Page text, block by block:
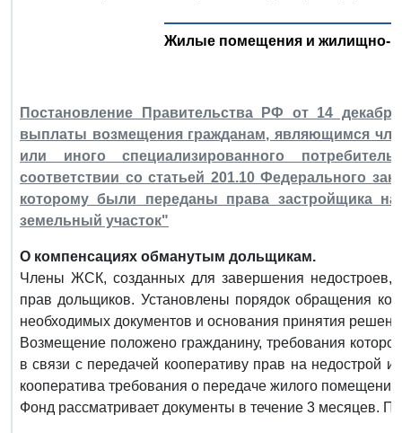
Жилые помещения и жилищно-
Постановление Правительства РФ от 14
выплаты возмещения гражданам, являющимся
или иного специализированного
соответствии со статьей 201.10 Федерального
которому были переданы права застройщика на
земельный участок"
О компенсациях обманутым дольщикам.
Члены ЖСК, созданных для завершения недостроев,
прав дольщиков. Установлены порядок обращения
необходимых документов и основания принятия
Возмещение положено гражданину, требования
в связи с передачей кооперативу прав на недострой
кооператива требования о передаче жилого
Фонд рассматривает документы в течение 3 месяцев.